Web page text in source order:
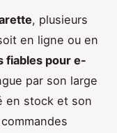
, plusieurs
en ligne ou en
fiables pour e-
par son large
en stock et son